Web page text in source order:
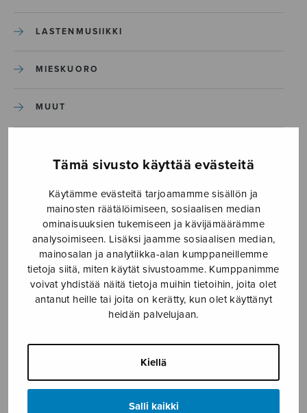
Tämä sivusto käyttää evästeitä
Käytämme evästeitä tarjoamamme sisällön ja
mainosten räätälöimiseen, sosiaalisen median
ominaisuuksien tukemiseen ja kävijämäärämme
analysoimiseen. Lisäksi jaamme sosiaalisen median,
mainosalan ja analytiikka-alan kumppaneillemme
tietoja siitä, miten käytät sivustoamme. Kumppanimme
voivat yhdistää näitä tietoja muihin tietoihin, joita olet
antanut heille tai joita on kerätty, kun olet käyttänyt
heidän palvelujaan.
Kiellä
Salli kaikki
LASTENMUSIIKKI
MIESKUORO
MUUT
SOITINKOULUT JA OPPAAT
SOITINMUSIIKKI
YKSINLAULU
Sulasol nuottikauppa